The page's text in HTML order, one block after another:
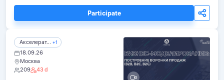
Participate
Акселерат... +1
18.09.26
Москва
209
43 d